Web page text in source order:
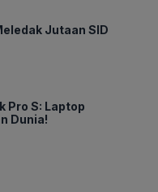
Jutaan SID
Pro S: Laptop
Dunia!